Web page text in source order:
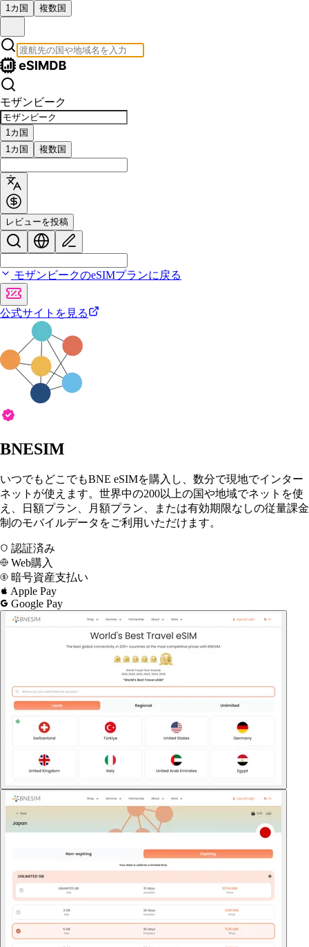
1カ国 複数国
モザンビーク
1カ国
1カ国
複数国
レビューを投稿
モザンビークのeSIMプランに戻る
公式サイトを見る
BNESIM
いつでもどこでもBNE eSIMを購入し、数分で現地でインター
ネットが使えます。世界中の200以上の国や地域でネットを使
え、日額プラン、月額プラン、または有効期限なしの従量課金
制のモバイルデータをご利用いただけます。
認証済み
Web購入
暗号資産支払い
Apple Pay
Google Pay